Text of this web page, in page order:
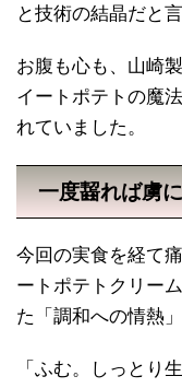
と技術の結晶だと
お腹も心も、山崎
イートポテトの魔
れていました。
一度齧れば虜
今回の実食を経て
ートポテトクリー
た「調和への情熱」
「ふむ。しっとり